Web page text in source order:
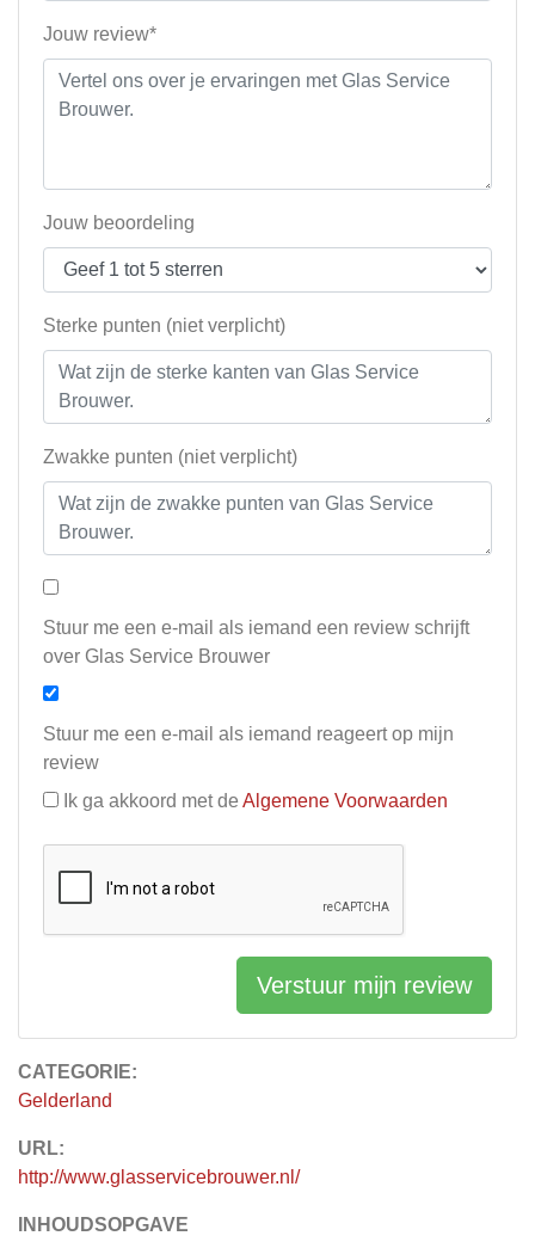
CATEGORIE:
Gelderland
URL:
http://www.glasservicebrouwer.nl/
INHOUDSOPGAVE
Jouw review*
Jouw beoordeling
Sterke punten (niet verplicht)
Zwakke punten (niet verplicht)
Stuur me een e-mail als iemand een review schrijft
over Glas Service Brouwer
Stuur me een e-mail als iemand reageert op mijn
review
Ik ga akkoord met de Algemene Voorwaarden
Verstuur mijn review